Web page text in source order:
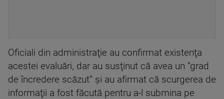
Oficiali din administraţie au confirmat existenţa
acestei evaluări, dar au susţinut că avea un ”grad
de încredere scăzut” şi au afirmat că scurgerea de
informaţii a fost făcută pentru a-l submina pe